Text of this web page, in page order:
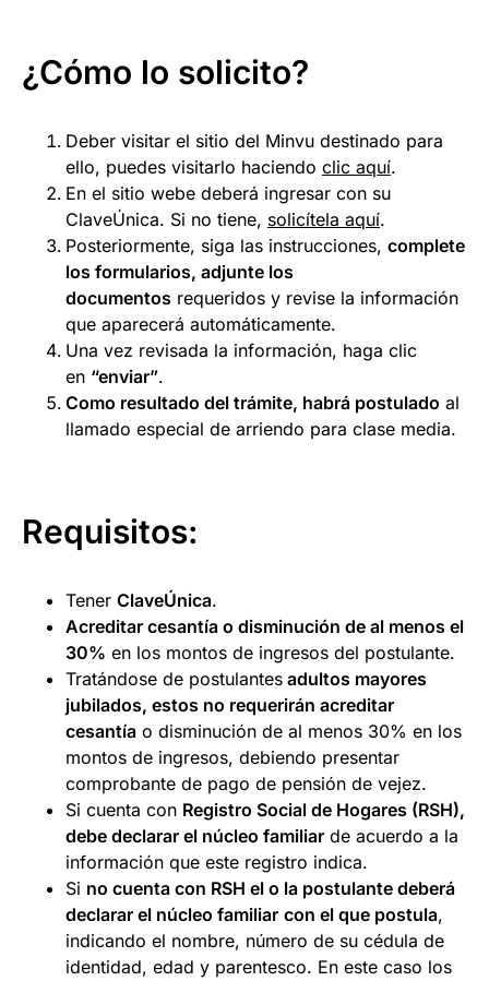
¿Cómo lo solicito?
Deber visitar el sitio del Minvu destinado para
ello, puedes visitarlo haciendo clic aquí.
En el sitio webe deberá ingresar con su
ClaveÚnica. Si no tiene, solicítela aquí.
Posteriormente, siga las instrucciones, complete
los formularios, adjunte los
documentos requeridos y revise la información
que aparecerá automáticamente.
Una vez revisada la información, haga clic
en “enviar”.
Como resultado del trámite, habrá postulado al
llamado especial de arriendo para clase media.
Requisitos:
Tener ClaveÚnica.
Acreditar cesantía o disminución de al menos el
30% en los montos de ingresos del postulante.
Tratándose de postulantes adultos mayores
jubilados, estos no requerirán acreditar
cesantía o disminución de al menos 30% en los
montos de ingresos, debiendo presentar
comprobante de pago de pensión de vejez.
Si cuenta con Registro Social de Hogares (RSH),
debe declarar el núcleo familiar de acuerdo a la
información que este registro indica.
Si no cuenta con RSH el o la postulante deberá
declarar el núcleo familiar con el que postula,
indicando el nombre, número de su cédula de
identidad, edad y parentesco. En este caso los